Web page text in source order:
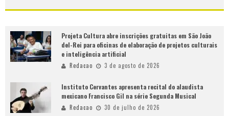
Projeta Cultura abre inscrições gratuitas em São João
del-Rei para oficinas de elaboração de projetos culturais
e inteligência artificial
Redacao 3 de agosto de 2026
Instituto Cervantes apresenta recital do alaudista
mexicano Francisco Gil na série Segunda Musical
Redacao 30 de julho de 2026